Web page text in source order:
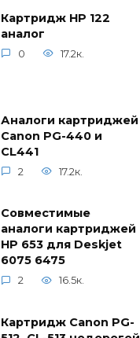
Картридж HP 122
аналог
0 17.2к.
Аналоги картриджей
Canon PG-440 и
CL441
2 17.2к.
Совместимые
аналоги картриджей
HP 653 для Deskjet
6075 6475
2 16.5к.
Картридж Canon PG-